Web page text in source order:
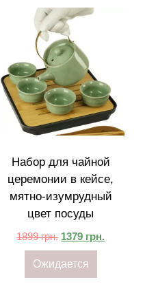
Набор для чайной
церемонии в кейсе,
мятно-изумрудный
цвет посуды
1899грн. 1379 грн.
Ожидается